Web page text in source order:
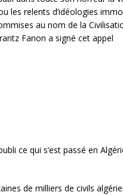
les relents d’idéologies
au nom de la
Fanon a signé cet appel
ce qui s’est passé en
de milliers de civils